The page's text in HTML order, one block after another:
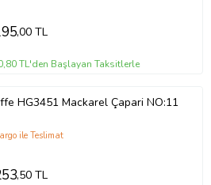
,00 TL
TL'den Başlayan Taksitlerle
HG3451 Mackarel Çapari NO:11
ile Teslimat
,50 TL